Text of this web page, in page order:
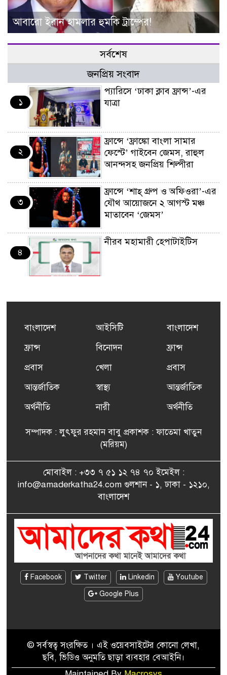
আবারো ইরান হামলার হুমকি ট্রাম্পের!
সর্বশেষ
জনপ্রিয় সংবাদ
১
প্যারিসে ‘ঢাকা ক্লাব ফ্রান্স’-এর
যাত্রা
২
ফ্রান্সে ‘ফ্রাঙ্কো বাংলা সামার
ফেস্টে’ গাইবেন জেমস, রাহুল
আনন্দসহ জনপ্রিয় শিল্পীরা
৩
ফ্রান্সে ‘শাহ্ গ্রুপ ও অফিওরা’-এর
যৌথ আয়োজনে ২ আগস্ট মঞ্চ
মাতাবেন ‘জেমস’
৪
নীরব মহামারী হেপাটাইটিস
৫
এর সম্পূর্ণ বিনামূল্যের সুশি
ফ্রান্সসহ ইউরোপীয় দেশসমূহে
দাবদাহ: কারণ, প্রভাব ও করণীয়
ফ্রান্সে সংবর্ধিত হলেন যুক্তরাজ্য
বিএনপি’র আহ্বায়ক কমিটির
সাংবাদিকতায় কৃতিত্বের পুরস্কার
এমপি মমতাজ আলোকে
জেলা প্রবাসী এসোসিয়েশন’
বেদে সম্প্রদায় নিয়ে প্যারিসে
তথ্য-চলচ্চিত্র “ভাসমান জীবন”
বাংলাদেশ
ফ্রান্স
প্রবাস
আন্তর্জাতিক
অর্থনীতি
আইসিটি
বিনোদন
খেলা
স্বাস্থ্য
নারী
বাংলাদেশ
ফ্রান্স
প্রবাস
আন্তর্জাতিক
অর্থনীতি
সম্পাদক : লুৎফুর রহমান বাবু প্রকাশক : ফাতেমা খাতুন
(মরিয়ম)
মোবাইল : +৩৩ ৭ ৫১ ১২ ৭৪ ৭০ ইমেইল :
info@amaderkatha24.com গুলশান - ১, ঢাকা - ১২১০,
বাংলাদেশ
Facebook Twitter Linkedin
Youtube
Google Plus
© সর্বস্বত্ব সংরক্ষিত । এই ওয়েবসাইটের কোনো লেখা,
ছবি, ভিডিও অনুমতি ছাড়া ব্যবহার বেআইনি।